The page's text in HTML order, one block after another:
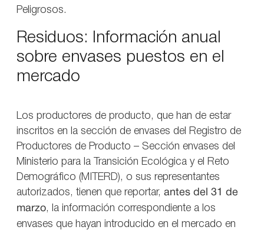
Peligrosos.
Residuos: Información anual
sobre envases puestos en el
mercado
Los productores de producto, que han de estar
inscritos en la sección de envases del Registro de
Productores de Producto – Sección envases del
Ministerio para la Transición Ecológica y el Reto
Demográfico (MITERD), o sus representantes
autorizados, tienen que reportar, antes del 31 de
marzo, la información correspondiente a los
envases que hayan introducido en el mercado en